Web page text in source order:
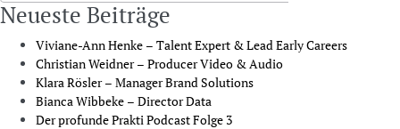
Neueste Beiträge
Viviane-Ann Henke – Talent Expert & Lead Early Careers
Christian Weidner – Producer Video & Audio
Klara Rösler – Manager Brand Solutions
Bianca Wibbeke – Director Data
Der profunde Prakti Podcast Folge 3